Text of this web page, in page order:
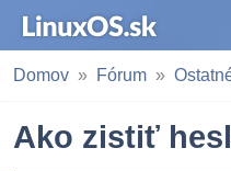
Domov Fórum
Ako zistiť